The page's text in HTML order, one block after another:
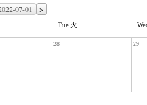
>
Tue 火
28 29